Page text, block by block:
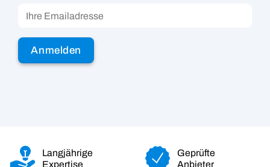
Langjährige
Expertise
Geprüfte
Anbieter